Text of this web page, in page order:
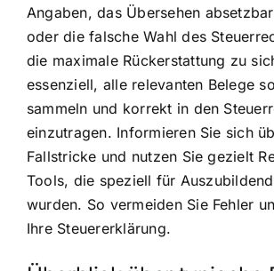
Angaben, das Übersehen
oder die falsche Wahl des
die maximale Rückerstattung zu
essenziell, alle relevanten Belege
sammeln und korrekt in den
einzutragen. Informieren Sie sich
Fallstricke und nutzen Sie gezielt
Tools, die speziell für
wurden. So vermeiden Sie Fehler
Ihre Steuererklärung.